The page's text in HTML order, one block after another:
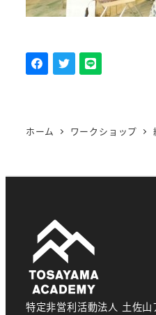
ホーム ワークショップ
特定非営利活動法人 土佐山